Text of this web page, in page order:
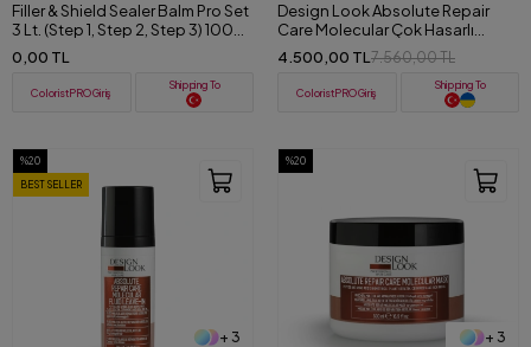
Filler & Shield Sealer Balm Pro Set
3 Lt. (Step 1, Step 2, Step 3) 1000
ml
0,00 TL
ColoristPRO Giriş
Shipping To
Design Look Absolute Repair
Care Molecular Çok Hasarlı
Saçlar için Yoğun Onarıcı Set
4.500,00 TL 7.560,00 TL
ColoristPRO Giriş
Shipping To
%20
BEST SELLER
+ 3
%20
+ 3